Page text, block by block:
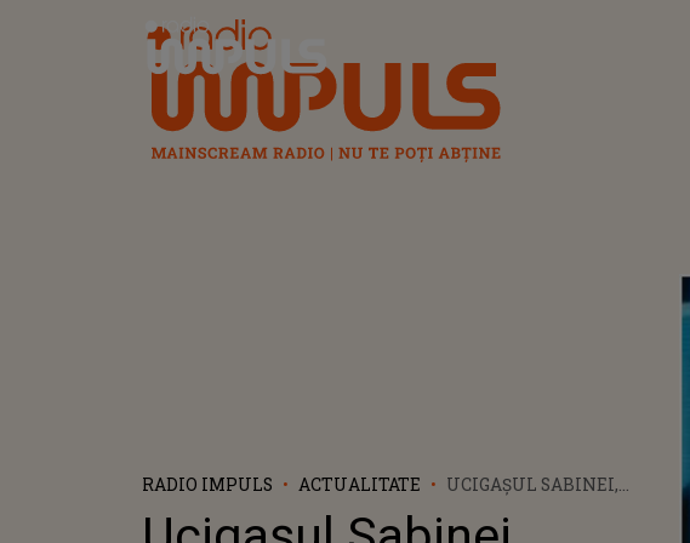
Radio Impuls
RADIO IMPULS ACTUALITATE
UCIGAȘUL SABINEI,
VALIZĂ, A CERUT SĂ FIE